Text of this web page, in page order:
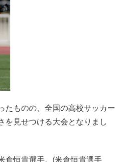
たものの、全国の高校サッカー
を見せつける大会となりまし
倉恒貴選手。(米倉恒貴選手